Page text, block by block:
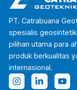
PT. Catrabuana
spesialis
pilihan utama para
produk berkualitas
internasional.